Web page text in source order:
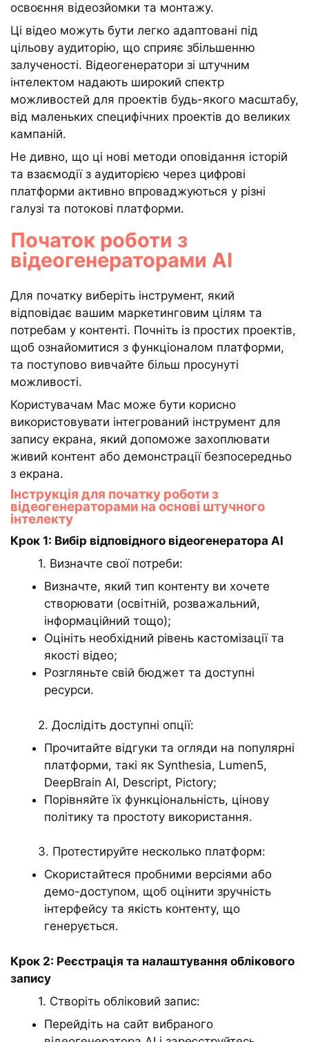
освоєння відеозйомки та монтажу.
Ці відео можуть бути легко адаптовані під
цільову аудиторію, що сприяє збільшенню
залученості. Відеогенератори зі штучним
інтелектом надають широкий спектр
можливостей для проектів будь-якого масштабу,
від маленьких специфічних проектів до великих
кампаній.
Не дивно, що ці нові методи оповідання історій
та взаємодії з аудиторією через цифрові
платформи активно впроваджуються у різні
галузі та потокові платформи.
Початок роботи з
відеогенераторами AI
Для початку виберіть інструмент, який
відповідає вашим маркетинговим цілям та
потребам у контенті. Почніть із простих проектів,
щоб ознайомитися з функціоналом платформи,
та поступово вивчайте більш просунуті
можливості.
Користувачам Mac може бути корисно
використовувати інтегрований інструмент для
запису екрана, який допоможе захоплювати
живий контент або демонстрації безпосередньо
з екрана.
Інструкція для початку роботи з
відеогенераторами на основі штучного
інтелекту
Крок 1: Вибір відповідного відеогенератора AI
1. Визначте свої потреби:
Визначте, який тип контенту ви хочете
створювати (освітній, розважальний,
інформаційний тощо);
Оцініть необхідний рівень кастомізації та
якості відео;
Розгляньте свій бюджет та доступні
ресурси.
2. Дослідіть доступні опції:
Прочитайте відгуки та огляди на популярні
платформи, такі як Synthesia, Lumen5,
DeepBrain AI, Descript, Pictory;
Порівняйте їх функціональність, цінову
політику та простоту використання.
3. Протестируйте несколько платформ:
Скористайтеся пробними версіями або
демо-доступом, щоб оцінити зручність
інтерфейсу та якість контенту, що
генерується.
Крок 2: Реєстрація та налаштування облікового
запису
1. Створіть обліковий запис:
Перейдіть на сайт вибраного